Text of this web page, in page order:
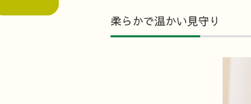
柔らかで温かい見守り